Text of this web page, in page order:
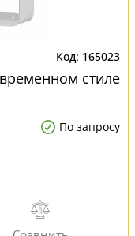
165023
стиле
По запросу